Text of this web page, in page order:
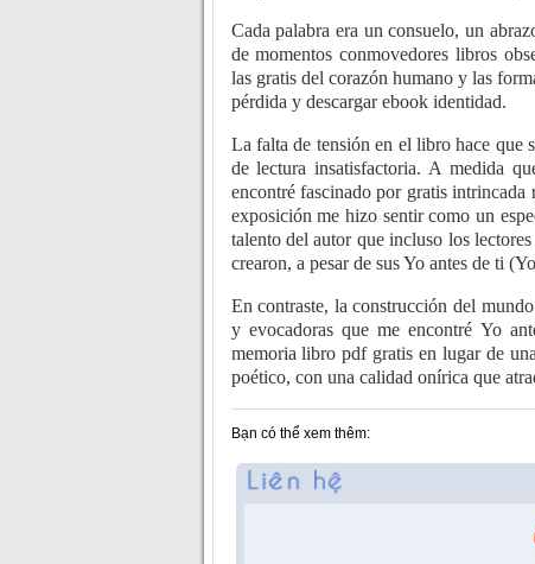
Cada palabra era un consuelo, un
de momentos conmovedores libros
las gratis del corazón humano y las
pérdida y descargar ebook identidad.
La falta de tensión en el libro hace que
de lectura insatisfactoria. A medida
encontré fascinado por gratis intrincada
exposición me hizo sentir como un
talento del autor que incluso los
crearon, a pesar de sus Yo antes de ti
En contraste, la construcción del
y evocadoras que me encontré Yo
memoria libro pdf gratis en lugar de
poético, con una calidad onírica que
Bạn có thể xem thêm: